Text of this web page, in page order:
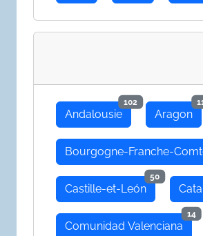
Andalousie
102
Aragon
Bourgogne-Franche-
Castille-et-León
50
Comunidad Valenciana
14